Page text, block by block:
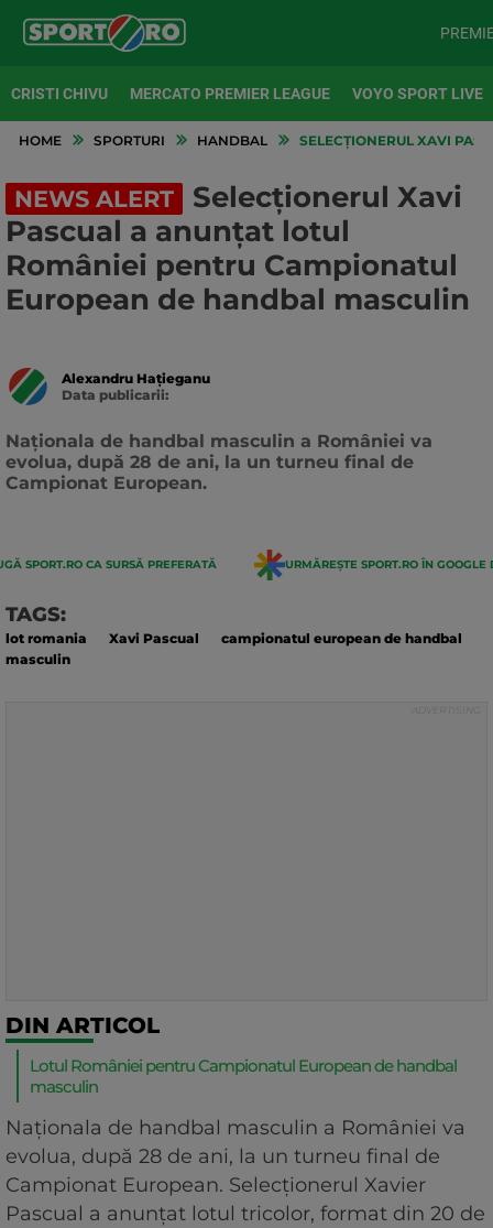
CRISTI CHIVU MERCATO PREMIER LEAGUE VOYO SPORT LIVE
HOME SPORTURI HANDBAL SELECȚIONERUL XAVI
NEWS ALERT
Selecționerul Xavi
Pascual a anunțat lotul
României pentru Campionatul
European de handbal masculin
Alexandru Hațieganu
Data publicarii:
Naţionala de handbal masculin a României va
evolua, după 28 de ani, la un turneu final de
Campionat European.
SPORT.RO CA SURSĂ PREFERATĂ URMĂREȘTE SPORT.RO ÎN GOOGLE
TAGS:
lot romania Xavi Pascual
campionatul european de handbal
masculin
DIN ARTICOL
Lotul României pentru Campionatul European de handbal
masculin
Naţionala de handbal masculin a României va
evolua, după 28 de ani, la un turneu final de
Campionat European. Selecţionerul Xavier
Pascual a anunţat lotul tricolor, format din 20 de